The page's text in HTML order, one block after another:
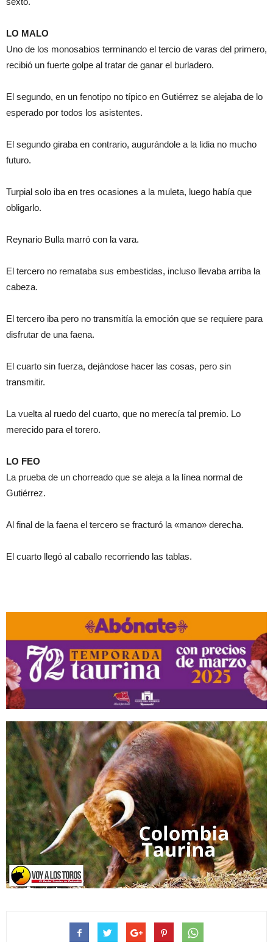
LO MALO
Uno de los monosabios terminando el tercio de varas del primero,
recibió un fuerte golpe al tratar de ganar el burladero.
El segundo, en un fenotipo no típico en Gutiérrez se alejaba de lo
esperado por todos los asistentes.
El segundo giraba en contrario, augurándole a la lidia no mucho
futuro.
Turpial solo iba en tres ocasiones a la muleta, luego había que
obligarlo.
Reynario Bulla marró con la vara.
El tercero no remataba sus embestidas, incluso llevaba arriba la
cabeza.
El tercero iba pero no transmitía la emoción que se requiere para
disfrutar de una faena.
El cuarto sin fuerza, dejándose hacer las cosas, pero sin
transmitir.
La vuelta al ruedo del cuarto, que no merecía tal premio. Lo
merecido para el torero.
LO FEO
La prueba de un chorreado que se aleja a la línea normal de
Gutiérrez.
Al final de la faena el tercero se fracturó la «mano» derecha.
El cuarto llegó al caballo recorriendo las tablas.